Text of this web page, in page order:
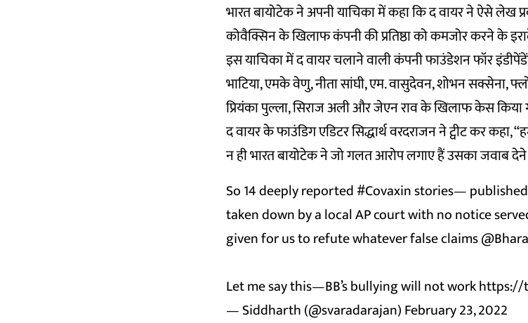
भारत बायोटेक ने अपनी याचिका में कहा कि द वायर ने ऐसे लेख
कोवैक्सिन के खिलाफ कंपनी की प्रतिष्ठा को कमजोर करने के
इस याचिका में द वायर चलाने वाली कंपनी फाउंडेशन फॉर
भाटिया, एमके वेणु, नीता सांघी, एम. वासुदेवन, शोभन सक्सेना,
प्रियंका पुल्ला, सिराज अली और जेएन राव के खिलाफ केस किया
द वायर के फाउंडिग एडिटर सिद्धार्थ वरदराजन ने ट्वीट कर कहा,
न ही भारत बायोटेक ने जो गलत आरोप लगाए हैं उसका जवाब
So 14 deeply reported#Covaxinstories—
taken down by a local AP court with no notice
given for us to refute whatever false claims
Let me say this—BB’s bullying will not workhttps://
— Siddharth (@svaradarajan)February 23, 2022